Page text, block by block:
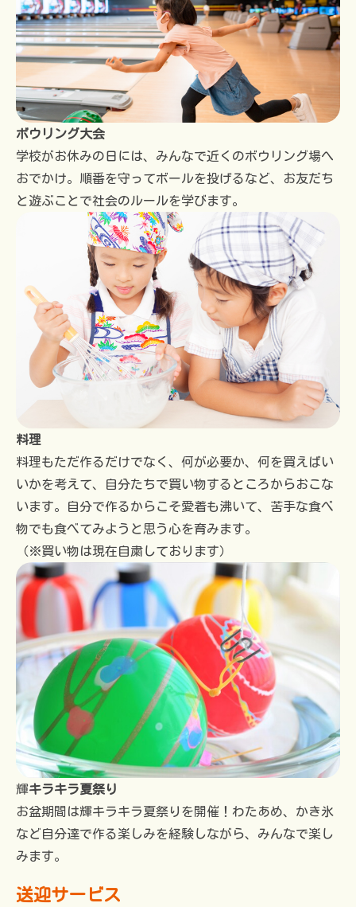
ボウリング大会
学校がお休みの日には、みんなで近くのボウリング場へ
おでかけ。順番を守ってボールを投げるなど、お友だち
と遊ぶことで社会のルールを学びます。
料理
料理もただ作るだけでなく、何が必要か、何を買えばい
いかを考えて、自分たちで買い物するところからおこな
います。自分で作るからこそ愛着も沸いて、苦手な食べ
物でも食べてみようと思う心を育みます。
（※買い物は現在自粛しております）
輝キラキラ夏祭り
お盆期間は輝キラキラ夏祭りを開催！わたあめ、かき氷
など自分達で作る楽しみを経験しながら、みんなで楽し
みます。
送迎サービス